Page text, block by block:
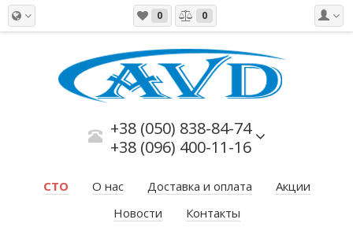
0 0
+38 (050) 838-84-74
+38 (096) 400-11-16
СТО О нас Доставка и оплата
Акции
Новости
Контакты